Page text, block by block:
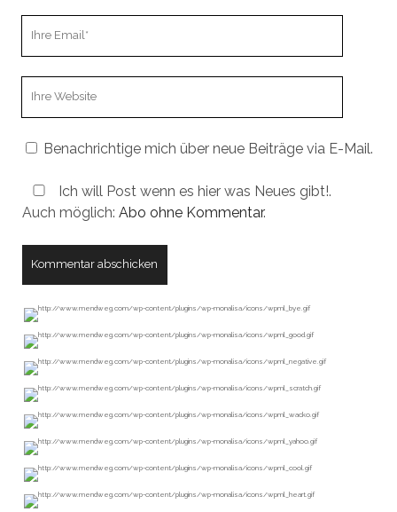
Benachrichtige mich über neue Beiträge via E-Mail.
Ich will Post wenn es hier was Neues gibt!.
Auch möglich: Abo ohne Kommentar.